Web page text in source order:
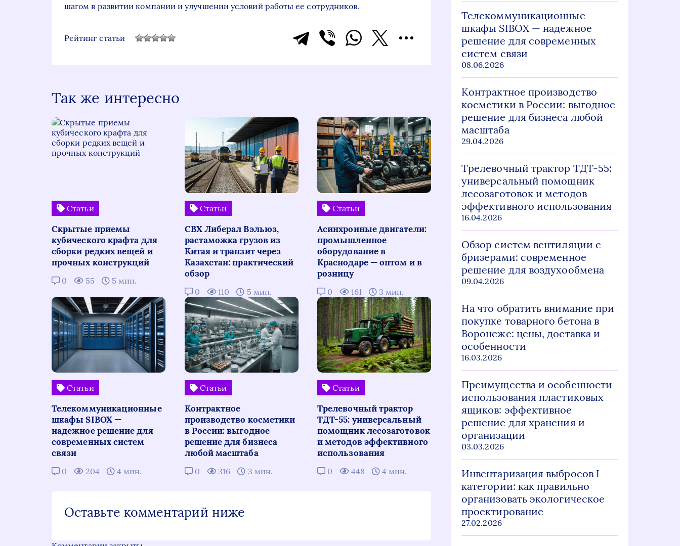
шагом в развитии компании и улучшении условий работы ее сотрудников.
Рейтинг статьи
Так же интересно
Статьи
Скрытые приемы
кубического крафта для
сборки редких вещей и
прочных конструкций
0 55 5 мин.
Статьи
СВХ Либерал Вэльюз,
растаможка грузов из
Китая и транзит через
Казахстан: практический
обзор
0 110 5 мин.
Статьи
Асинхронные двигатели:
промышленное
оборудование в
Краснодаре — оптом и в
розницу
0 161 3 мин.
Статьи
Телекоммуникационные
шкафы SIBOX —
надежное решение для
современных систем
связи
0 204 4 мин.
Статьи
Контрактное
производство косметики
в России: выгодное
решение для бизнеса
любой масштаба
0 316 3 мин.
Статьи
Трелевочный трактор
ТДТ-55: универсальный
помощник лесозаготовок
и методов эффективного
использования
0 448 4 мин.
Оставьте комментарий ниже
Телекоммуникационные
шкафы SIBOX — надежное
решение для современных
систем связи
08.06.2026
Контрактное производство
косметики в России: выгодное
решение для бизнеса любой
масштаба
29.04.2026
Трелевочный трактор ТДТ-55:
универсальный помощник
лесозаготовок и методов
эффективного использования
16.04.2026
Обзор систем вентиляции с
бризерами: современное
решение для воздухообмена
09.04.2026
На что обратить внимание при
покупке товарного бетона в
Воронеже: цены, доставка и
особенности
16.03.2026
Преимущества и особенности
использования пластиковых
ящиков: эффективное
решение для хранения и
организации
03.03.2026
Инвентаризация выбросов I
категории: как правильно
организовать экологическое
проектирование
27.02.2026